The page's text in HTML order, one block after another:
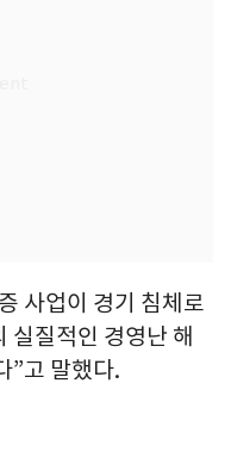
사업이 경기 침체로
실질적인 경영난 해
”고 말했다.